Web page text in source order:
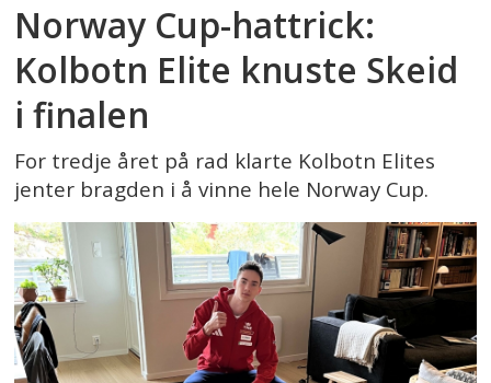
Norway Cup-hattrick:
Kolbotn Elite knuste Skeid
i finalen
For tredje året på rad klarte Kolbotn Elites
jenter bragden i å vinne hele Norway Cup.